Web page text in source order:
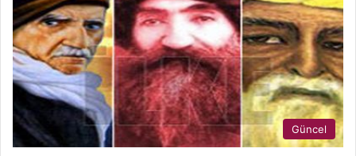
Güncel